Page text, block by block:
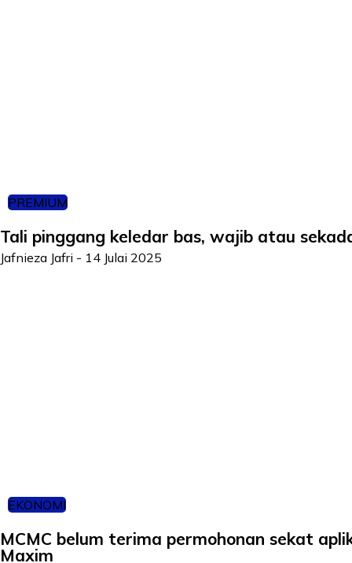
PREMIUM
Tali pinggang keledar bas, wajib atau
Jafnieza Jafri - 14 Julai 2025
EKONOMI
MCMC belum terima permohonan sekat
Maxim